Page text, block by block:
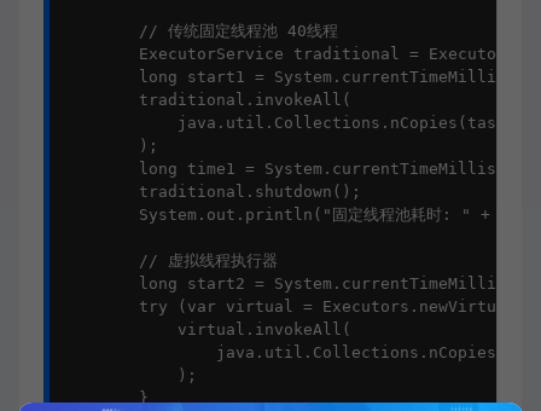
        // 传统固定线程池 40线程
ExecutorService traditional =
        long start1 = System.currentTimeMillis();
        traditional.invokeAll(
        );
long time1 = System.currentTimeMillis() -
        traditional.shutdown();
System.out.println("固定线程池耗时: " +
        // 虚拟线程执行器
        long start2 = System.currentTimeMillis();
try (var virtual =
            virtual.invokeAll(
            );
        }